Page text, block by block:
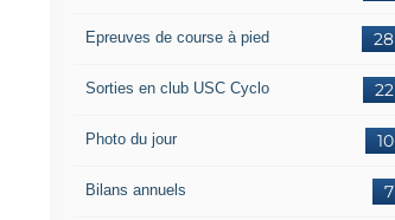
28
Epreuves de course à pied
22
Sorties en club USC Cyclo
10
Photo du jour
7
Bilans annuels